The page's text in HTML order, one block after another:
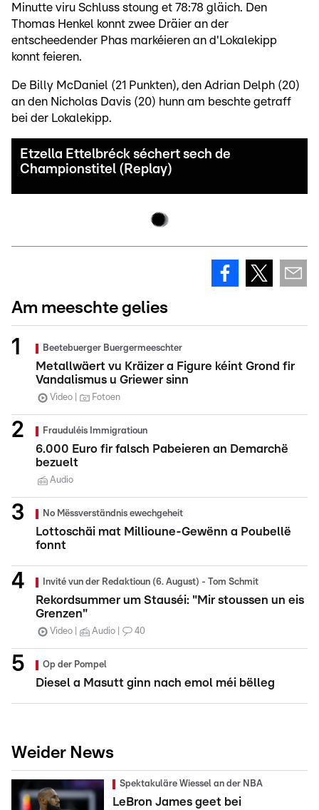
Minutte viru Schluss stoung et 78:78 gläich. Den
Thomas Henkel konnt zwee Dräier an der
entscheedender Phas markéieren an d'Lokalekipp
konnt feieren.
De Billy McDaniel (21 Punkten), den Adrian Delph (20)
an den Nicholas Davis (20) hunn am beschte getraff
bei der Lokalekipp.
Etzella Ettelbréck séchert sech de
Championstitel (Replay)
Am meeschte gelies
Beetebuerger Buergermeeschter
Metallwäert vu Kräizer a Figure kéint Grond fir
Vandalismus u Griewer sinn
Video Fotoen
Frauduléis Immigratioun
6.000 Euro fir falsch Pabeieren an Demarchë
bezuelt
Audio
No Mëssverständnis ewechgeheit
Lottoschäi mat Millioune-Gewënn a Poubellë
fonnt
Invité vun der Redaktioun (6. August) - Tom Schmit
Rekordsummer um Stauséi: "Mir stoussen un eis
Grenzen"
Video Audio 40
Op der Pompel
Diesel a Masutt ginn nach emol méi bëlleg
Weider News
Spektakuläre Wiessel an der NBA
LeBron James geet bei